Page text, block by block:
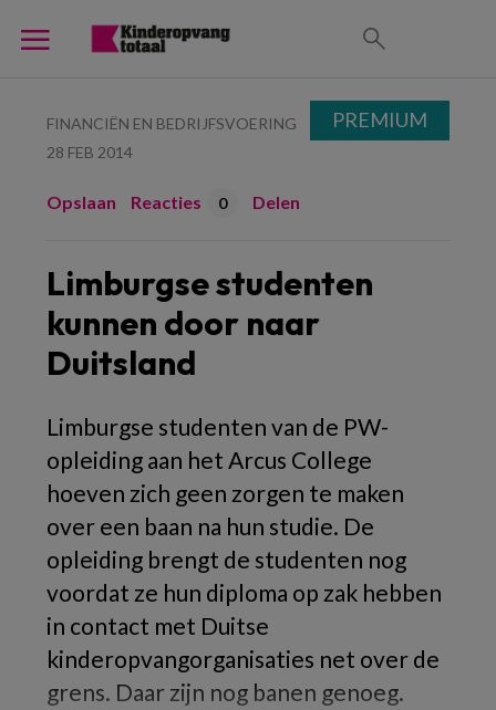
FINANCIËN EN BEDRIJFSVOERING
28 FEB 2014
Opslaan Reacties 0 Delen
Limburgse studenten
kunnen door naar
Duitsland
Limburgse studenten van de PW-
opleiding aan het Arcus College
hoeven zich geen zorgen te maken
over een baan na hun studie. De
opleiding brengt de studenten nog
voordat ze hun diploma op zak hebben
in contact met Duitse
kinderopvangorganisaties net over de
grens. Daar zijn nog banen genoeg.
PREMIUM